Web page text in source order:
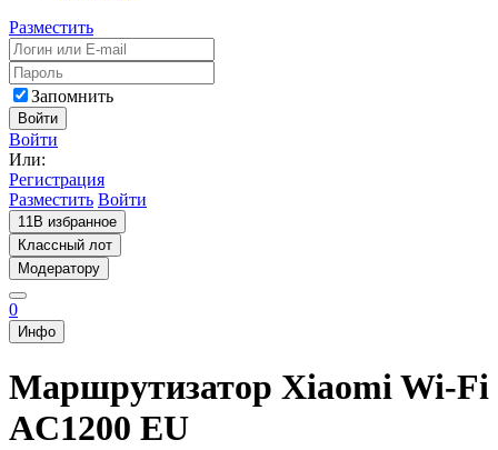
Разместить
Запомнить
Войти
Войти
Или:
Регистрация
Разместить Войти
11В избранное
Классный лот
Модератору
0
Инфо
Маршрутизатор Xiaomi Wi-Fi
AC1200 EU